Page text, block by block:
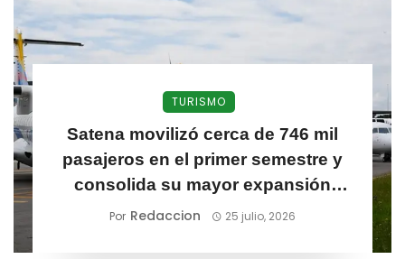
TURISMO
Satena movilizó cerca de 746 mil
pasajeros en el primer semestre y
consolida su mayor expansión
regional
Por Redaccion 25 julio, 2026